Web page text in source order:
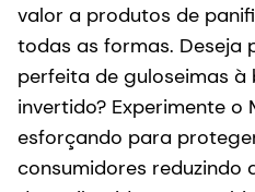
valor a produtos de
todas as formas. Deseja
perfeita de guloseimas à
invertido? Experimente o
esforçando para
consumidores reduzindo